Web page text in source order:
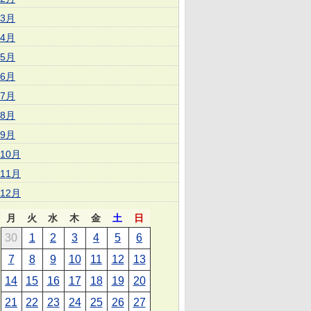
3月
4月
5月
6月
7月
8月
9月
10月
11月
12月
月 火 水 木 金 土 日
30 1 2 3 4 5
6
7
8 9 10 11 12
13
14
15 16 17 18 19
20
21
22 23 24 25 26
27